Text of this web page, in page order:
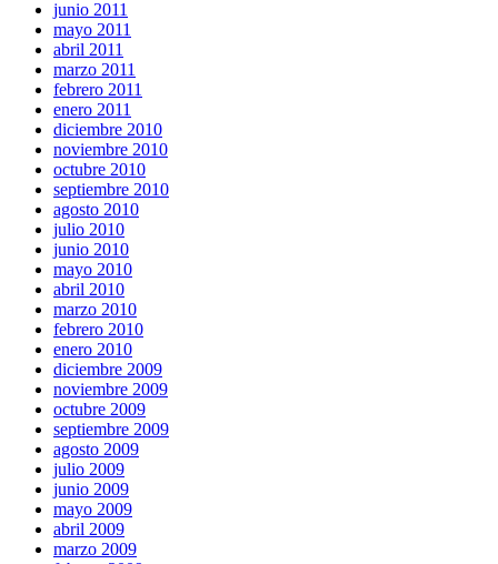
junio 2011
mayo 2011
abril 2011
marzo 2011
febrero 2011
enero 2011
diciembre 2010
noviembre 2010
octubre 2010
septiembre 2010
agosto 2010
julio 2010
junio 2010
mayo 2010
abril 2010
marzo 2010
febrero 2010
enero 2010
diciembre 2009
noviembre 2009
octubre 2009
septiembre 2009
agosto 2009
julio 2009
junio 2009
mayo 2009
abril 2009
marzo 2009